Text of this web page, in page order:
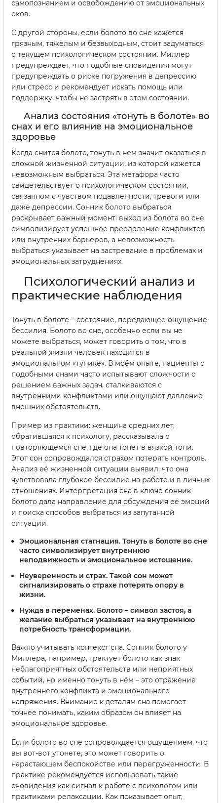
самопознанием и освобождению от эмоциональных
оков.
С другой стороны, если болото во сне кажется
грязным, тяжёлым и безвыходным, стоит задуматься
о текущем психологическом состоянии. Миллер
предупреждает, что подобные сновидения могут
предупреждать о риске погружения в депрессию
или стресс и рекомендует искать помощь или
поддержку, чтобы не застрять в этом состоянии.
Анализ состояния «тонуть в болоте» во
снах и его влияние на эмоциональное
здоровье
Когда снится болото, тонуть в нем значит оказаться в
сложной жизненной ситуации, из которой кажется
невозможным выбраться. Эта метафора часто
свидетельствует о психологическом состоянии,
связанном с чувством подавленности, тревоги или
даже депрессии. Сонник болото выбраться
раскрывает важный момент: выход из болота во сне
символизирует успешное преодоление конфликтов
или внутренних барьеров, а невозможность
выбраться указывает на застревание в проблемах и
эмоциональных затруднениях.
Психологический анализ и
практические наблюдения
Тонуть в болоте – состояние, передающее ощущение
бессилия. Болото во сне, особенно если вы не
можете выбраться, может говорить о том, что в
реальной жизни человек находится в
эмоциональном «тупике». В моём опыте, пациенты с
подобными снами часто испытывают сложности с
решением важных задач, сталкиваются с
внутренними конфликтами или ощущают давление
внешних обстоятельств.
Пример из практики: женщина средних лет,
обратившаяся к психологу, рассказывала о
повторяющемся сне, где она тонет в вязкой топи.
Этот сон сопровождался страхом потерять контроль.
Анализ её жизненной ситуации выявил, что она
чувствовала глубокое бессилие на работе и в личных
отношениях. Интерпретация сна в ключе сонник
болото дала направление для обсуждения её эмоций
и поиска способов выбраться из запутанной
ситуации.
Эмоциональная стагнация. Тонуть в болоте во сне
часто символизирует внутреннюю
неподвижность и эмоциональное истощение.
Неуверенность и страх. Такой сон может
сигнализировать о страхе потерять опору в
жизни.
Нужда в переменах. Болото – символ застоя, а
желание выбраться указывает на внутреннюю
потребность трансформации.
Важно учитывать контекст сна. Сонник болото у
Миллера, например, трактует болото как знак
неблагоприятных обстоятельств или неприятных
событий, но именно тонуть в нём – это отражение
внутреннего конфликта и эмоционального
напряжения. Внимание к деталям сна помогает
точнее понимать, каким образом он влияет на
эмоциональное здоровье.
Если болото во сне сопровождается ощущением, что
вы вот-вот утонете, это может говорить о
нарастающем беспокойстве или перегруженности. В
практике рекомендуется использовать такие
сновидения как сигнал к работе с психологом или
практиками релаксации. Как показывает опыт,